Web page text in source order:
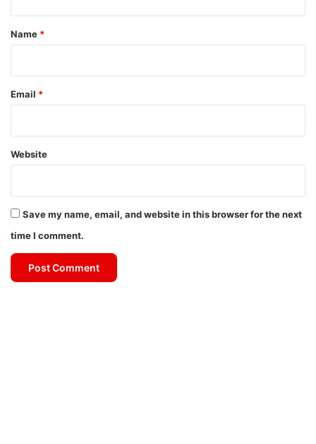
*
Name *
Email *
Website
Save my name, email, and website in this browser for the next
time I comment.